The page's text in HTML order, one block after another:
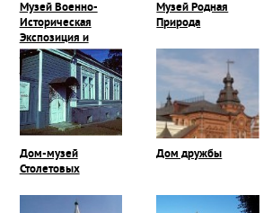
Музей Военно-
Историческая
Экспозиция и
Галерея Героев-
Владимирцев
Музей Родная
Природа
Дом-музей
Столетовых
Дом дружбы